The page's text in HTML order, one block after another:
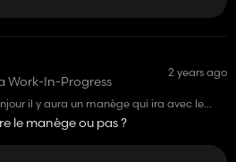
Work-In-Progress
2 years ago
il y aura un manège qui ira avec le
le manège ou pas ?